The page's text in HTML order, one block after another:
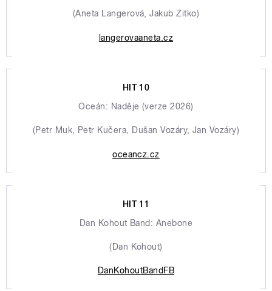
(Aneta Langerová, Jakub Zitko)
langerovaaneta.cz
HIT 10
Oceán: Naděje (verze 2026)
(Petr Muk, Petr Kučera, Dušan Vozáry, Jan Vozáry)
oceancz.cz
HIT 11
Dan Kohout Band: Anebone
(Dan Kohout)
DanKohoutBandFB